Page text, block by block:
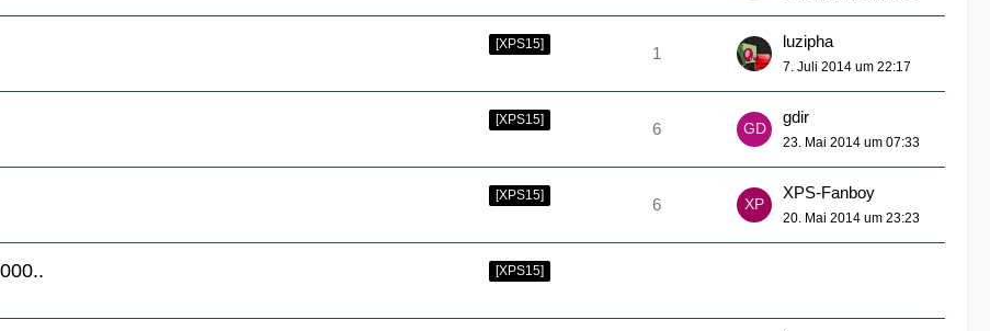
[XPS15]
1
luzipha
7. Juli 2014 um 22:17
[XPS15]
6
gdir
23. Mai 2014 um 07:33
[XPS15]
6
XPS-Fanboy
20. Mai 2014 um 23:23
[XPS15]